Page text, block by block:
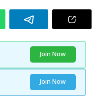
Join Now
Join Now